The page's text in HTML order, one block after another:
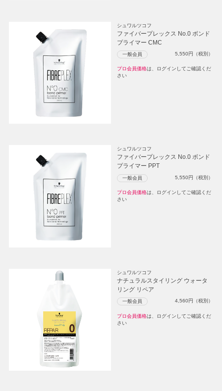
シュワルツコフ
ファイバープレックス No.0 ボンド
プライマー CMC
一般会員 5,550円（税別）
プロ会員価格は、ログインしてご確認くだ
さい
シュワルツコフ
ファイバープレックス No.0 ボンド
プライマー PPT
一般会員 5,550円（税別）
プロ会員価格は、ログインしてご確認くだ
さい
シュワルツコフ
ナチュラルスタイリング ウォータ
リング リペア
一般会員 4,560円（税別）
プロ会員価格は、ログインしてご確認くだ
さい